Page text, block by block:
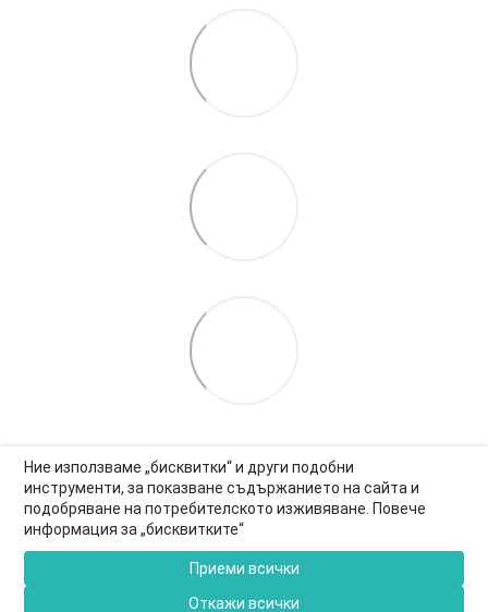
Ние използваме „бисквитки“ и други подобни
инструменти, за показване съдържанието на сайта и
подобряване на потребителското изживяване. Повече
информация за „бисквитките“
Приеми всички
Откажи всички
0877-550-990
Информация за връзка